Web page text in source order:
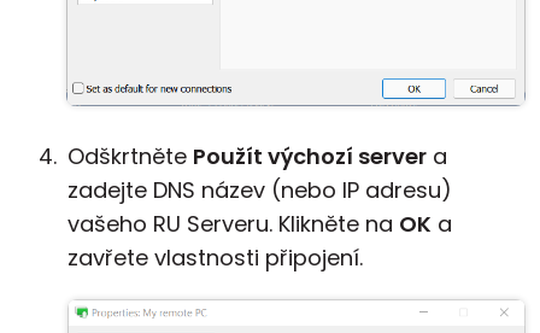
Odškrtněte Použít výchozí server a
zadejte DNS název (nebo IP adresu)
vašeho RU Serveru. Klikněte na OK a
zavřete vlastnosti připojení.